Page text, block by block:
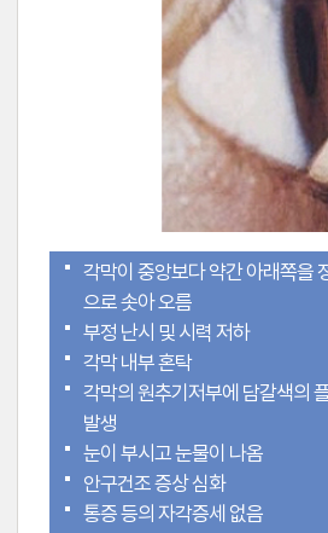
각막이 중앙보다 약간 아래쪽을
으로 솟아 오름
부정 난시 및 시력 저하
각막 내부 혼탁
각막의 원추기저부에 담갈색의
발생
눈이 부시고 눈물이 나옴
안구건조 증상 심화
통증 등의 자각증세 없음